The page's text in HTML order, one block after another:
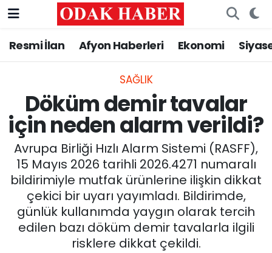
Resmi İlan Afyon Haberleri Ekonomi
SAĞLIK
Döküm demir tavalar
için neden alarm verildi?
Avrupa Birliği Hızlı Alarm Sistemi (RASFF),
15 Mayıs 2026 tarihli 2026.4271 numaralı
bildirimiyle mutfak ürünlerine ilişkin dikkat
çekici bir uyarı yayımladı. Bildirimde,
günlük kullanımda yaygın olarak tercih
edilen bazı döküm demir tavalarla ilgili
risklere dikkat çekildi.
AFYONKARAHİSAR HABERLERİ
ASAYİŞ
SİYASET
EĞİTİM
MAGAZİN
Afyonkarahisar Nöbetçi Eczaneler
Afyonkarahisar Hava Durumu
Afyonkarahisar Namaz Vakitleri
Afyonkarahisar Trafik Yoğunluk Haritası
Süper Lig Puan Durumu ve Fikstür
Tüm Manşetler
Son Dakika Haberleri